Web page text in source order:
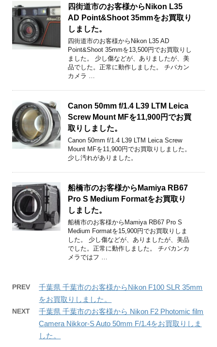
四街道市のお客様からNikon L35
AD Point&Shoot 35mmをお買取り
しました。
四街道市のお客様からNikon L35 AD
Point&Shoot 35mmを13,500円でお買取りし
ました。 少し傷などが、ありましたが、美
品でした。正常に動作しました。 チバカン
カメラ …
Canon 50mm f/1.4 L39 LTM Leica
Screw Mount MFを11,900円でお買
取りしました。
Canon 50mm f/1.4 L39 LTM Leica Screw
Mount MFを11,900円でお買取りしました。
少し汚れがありました。
船橋市のお客様からMamiya RB67
Pro S Medium Formatをお買取り
しました。
船橋市のお客様からMamiya RB67 Pro S
Medium Formatを15,900円でお買取りしま
した。 少し傷などが、ありましたが、美品
でした。正常に動作しました。 チバカンカ
メラではフ …
PREV
千葉県 千葉市のお客様からNikon F100 SLR 35mm
をお買取りしました。
NEXT
千葉県 千葉市のお客様から Nikon F2 Photomic film
Camera Nikkor-S Auto 50mm F/1.4をお買取りしま
した。